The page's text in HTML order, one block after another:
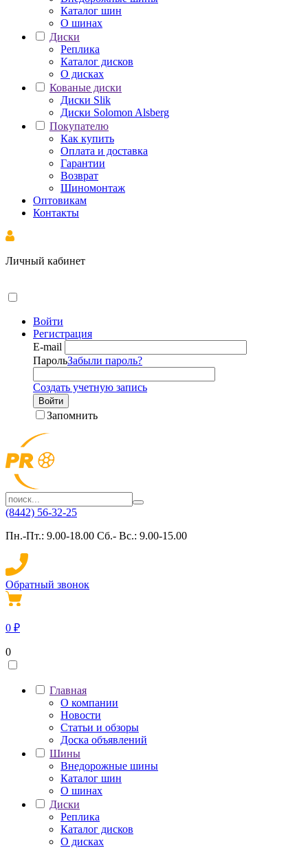
Каталог шин
О шинах
Диски
Реплика
Каталог дисков
О дисках
Кованые диски
Диски Slik
Диски Solomon Alsberg
Покупателю
Как купить
Оплата и доставка
Гарантии
Возврат
Шиномонтаж
Оптовикам
Контакты
Личный кабинет
Войти
Регистрация
E-mail
ПарольЗабыли пароль?
Создать учетную запись
Войти
Запомнить
(8442) 56-32-25
Пн.-Пт.: 9.00-18.00 Сб.- Вс.: 9.00-15.00
Обратный звонок
0 ₽
0
Главная
О компании
Новости
Статьи и обзоры
Доска объявлений
Шины
Внедорожные шины
Каталог шин
О шинах
Диски
Реплика
Каталог дисков
О дисках